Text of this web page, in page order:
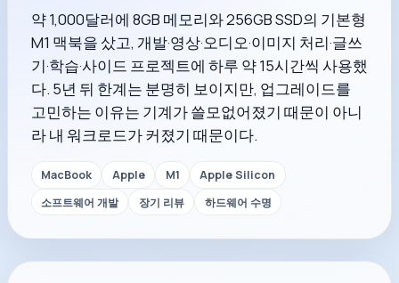
약 1,000달러에 8GB 메모리와 256GB SSD의 기본형
M1 맥북을 샀고, 개발·영상·오디오·이미지 처리·글쓰
기·학습·사이드 프로젝트에 하루 약 15시간씩 사용했
다. 5년 뒤 한계는 분명히 보이지만, 업그레이드를
고민하는 이유는 기계가 쓸모없어졌기 때문이 아니
라 내 워크로드가 커졌기 때문이다.
MacBook Apple M1
Apple Silicon
소프트웨어 개발
장기 리뷰 하드웨어 수명